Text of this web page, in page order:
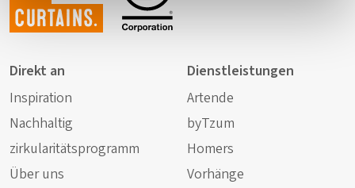
curtains.
Direkt an
Inspiration
Nachhaltig
zirkularitätsprogramm
Über uns
Dienstleistungen
Artende
byTzum
Homers
Vorhänge